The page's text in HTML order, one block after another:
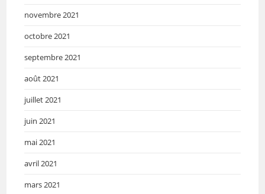
novembre 2021
octobre 2021
septembre 2021
août 2021
juillet 2021
juin 2021
mai 2021
avril 2021
mars 2021